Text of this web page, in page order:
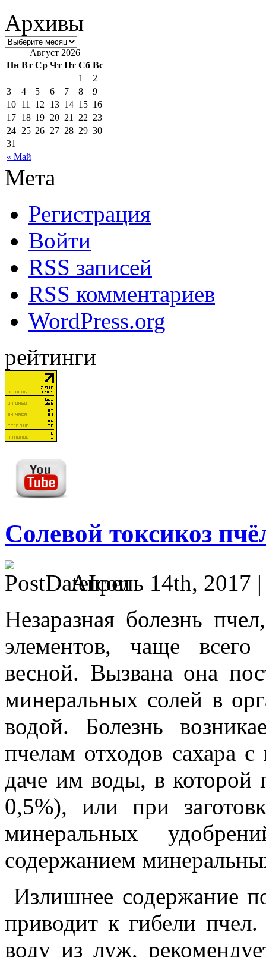
Архивы
Август 2026
Пн Вт Ср Чт Пт Сб Вс
« Май
1
2
3
4 5 6 7 8
9
10 11 12 13 14 15 16
17 18 19 20 21 22 23
24 25 26 27 28 29 30
31
Мета
Регистрация
Войти
RSS записей
RSS комментариев
WordPress.org
рейтинги
Солевой токсикоз
Апрель 14th, 2017
Незаразная болезнь
элементов, чаще
весной. Вызвана она
минеральных солей в
водой. Болезнь
пчелам отходов сахара
даче им воды, в которой
0,5%), или при
минеральных
содержанием
Излишнее содержание
приводит к гибели
воду из луж,